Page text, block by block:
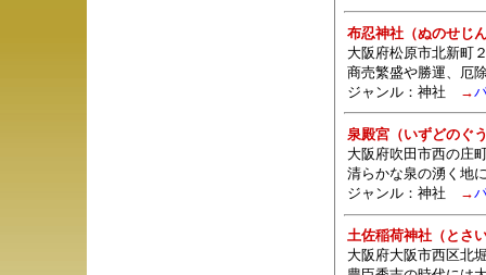
布忍神社（ぬのせじ
大阪府松原市北新町
商売繁盛や勝運、厄
ジャンル： 神社 →
泉殿宮（いずどのぐ
大阪府吹田市西の庄
清らかな泉の湧く地
ジャンル： 神社 →
土佐稲荷神社（とさ
大阪府大阪市西区北